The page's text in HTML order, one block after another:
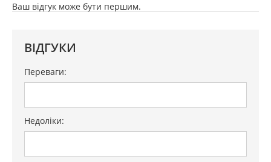
Ваш відгук може бути першим.
ВІДГУКИ
Переваги:
Недоліки: